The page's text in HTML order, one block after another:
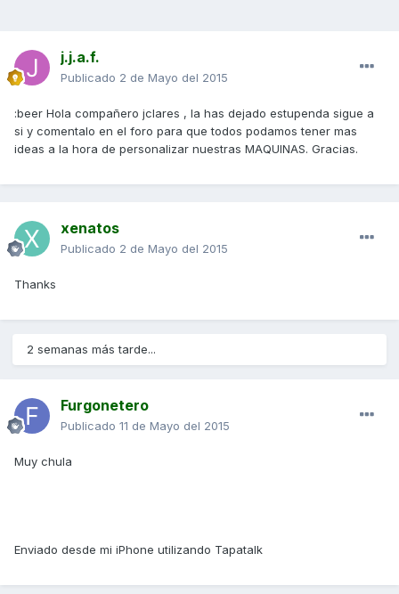
j.j.a.f.
Publicado 2 de Mayo del 2015
:beer Hola compañero jclares , la has dejado estupenda sigue a
si y comentalo en el foro para que todos podamos tener mas
ideas a la hora de personalizar nuestras MAQUINAS. Gracias.
xenatos
Publicado 2 de Mayo del 2015
Thanks
2 semanas más tarde...
Furgonetero
Publicado 11 de Mayo del 2015
Muy chula
Enviado desde mi iPhone utilizando Tapatalk